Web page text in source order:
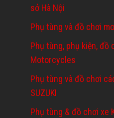
sở Hà Nội
Phụ tùng và đồ chơi
Phụ tùng, phụ kiện, đồ
Motorcycles
Phụ tùng và đồ chơi
SUZUKI
Phụ tùng & đồ chơi xe